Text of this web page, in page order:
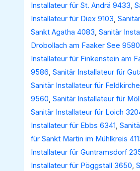
Installateur für St. Andrä 9433,
Installateur für Diex 9103,
Sankt Agatha 4083,Sanitär
Drobollach am Faaker See 9580
Installateur für Finkenstein am
9586,Sanitär Installateur für
Sanitär Installateur für
9560,Sanitär Installateur für
Sanitär Installateur für Loich
Installateur für Ebbs 6341,
für Sankt Martin im Mühlkreis
Installateur für Guntramsdorf
Installateur für Pöggstall 3650,